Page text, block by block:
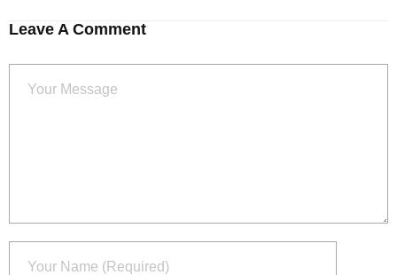
Leave A Comment